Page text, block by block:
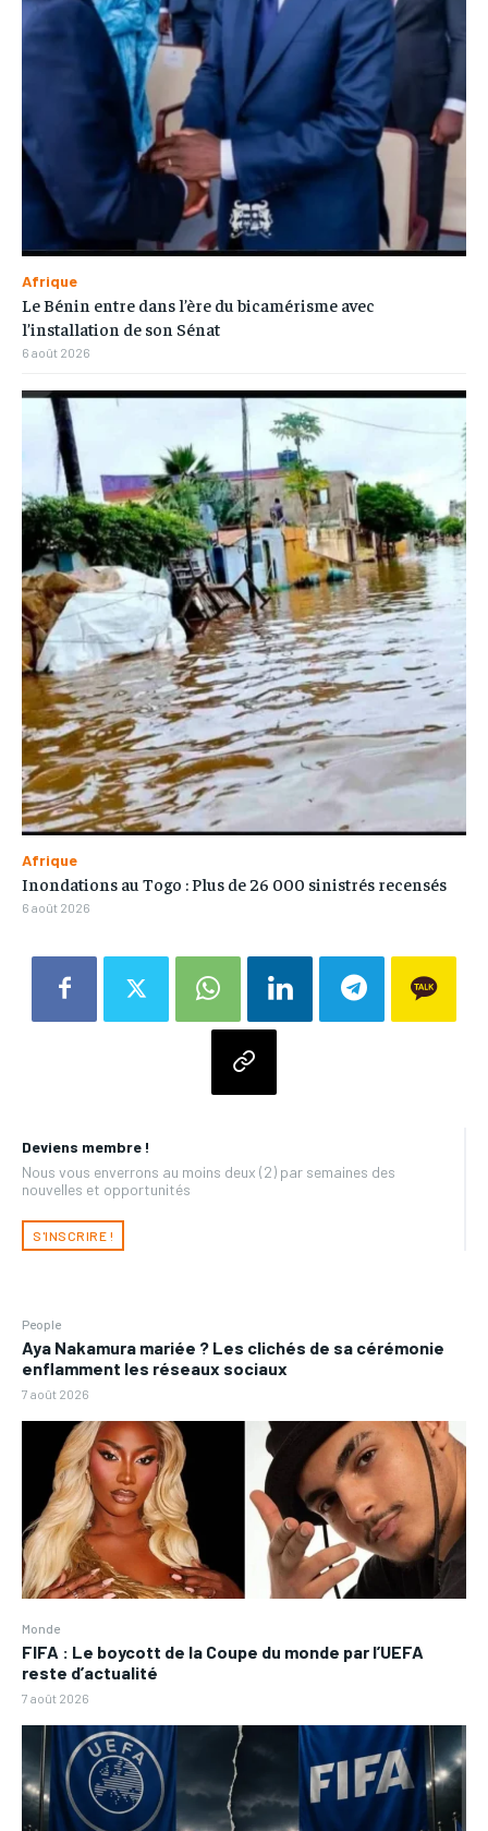
Deviens membre !
Nous vous enverrons au moins deux (2) par semaines des
nouvelles et opportunités
S'INSCRIRE !
People
Aya Nakamura mariée ? Les clichés de sa cérémonie
enflamment les réseaux sociaux
7 août 2026
Monde
FIFA : Le boycott de la Coupe du monde par l’UEFA
reste d’actualité
7 août 2026
Afrique
Le Bénin entre dans l’ère du bicamérisme avec
l’installation de son Sénat
6 août 2026
Afrique
Inondations au Togo : Plus de 26 000 sinistrés recensés
6 août 2026